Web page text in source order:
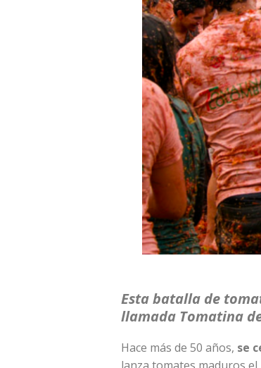
Esta batalla de
llamada Tomatina
Hace más de 50 años, se